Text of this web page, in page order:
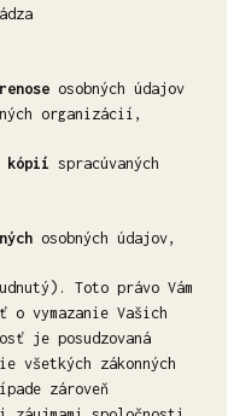
osobných údajov
organizácií,
kópií spracúvaných
osobných údajov,
Toto právo Vám
o vymazanie Vašich
je posudzovaná
všetkých zákonných
zároveň